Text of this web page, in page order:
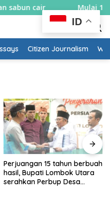
cair Mulai 10
Citizen Journalism
Perjuangan 15 tahun berbuah
hasil, Bupati Lombok Utara
serahkan Perbup Desa
ID